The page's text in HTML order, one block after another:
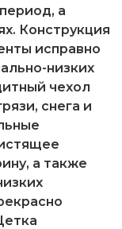
а
Конструкция
исправно
низких
чехол
снега и
а также